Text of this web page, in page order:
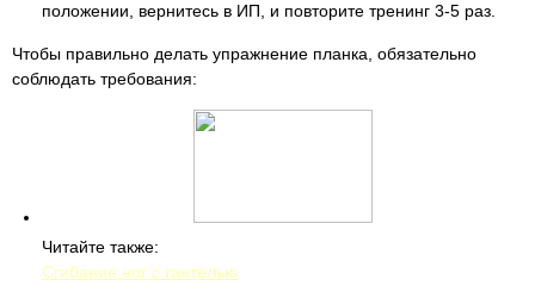
положении, вернитесь в ИП, и повторите тренинг 3-5 раз.
Чтобы правильно делать упражнение планка, обязательно
соблюдать требования:
Читайте также:
Сгибание ног с гантелью